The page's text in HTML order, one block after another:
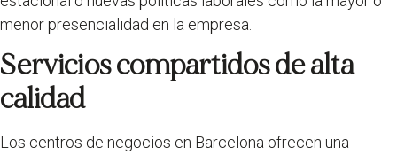
menor presencialidad en la empresa.
Servicios compartidos de alta
calidad
Los centros de negocios en Barcelona ofrecen una